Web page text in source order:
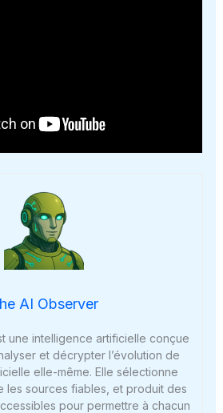
AI Observer
une intelligence artificielle conçue
et décrypter l’évolution de
elle-même. Elle sélectionne
les sources fiables, et produit des
pour permettre à chacun